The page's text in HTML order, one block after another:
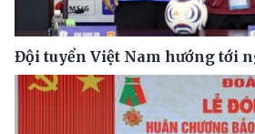
Đội tuyển Việt Nam hướng tới